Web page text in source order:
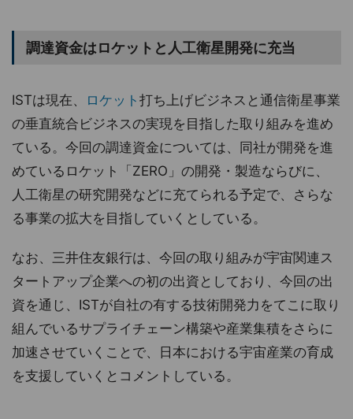
調達資金はロケットと人工衛星開発に充当
ISTは現在、 ロケット 打ち上げビジネスと通信衛星事業
の垂直統合ビジネスの実現を目指した取り組みを進め
ている。今回の調達資金については、同社が開発を進
めているロケット「ZERO」の開発・製造ならびに、
人工衛星の研究開発などに充てられる予定で、さらな
る事業の拡大を目指していくとしている。
なお、三井住友銀行は、今回の取り組みが宇宙関連ス
タートアップ企業への初の出資としており、今回の出
資を通じ、ISTが自社の有する技術開発力をてこに取り
組んでいるサプライチェーン構築や産業集積をさらに
加速させていくことで、日本における宇宙産業の育成
を支援していくとコメントしている。